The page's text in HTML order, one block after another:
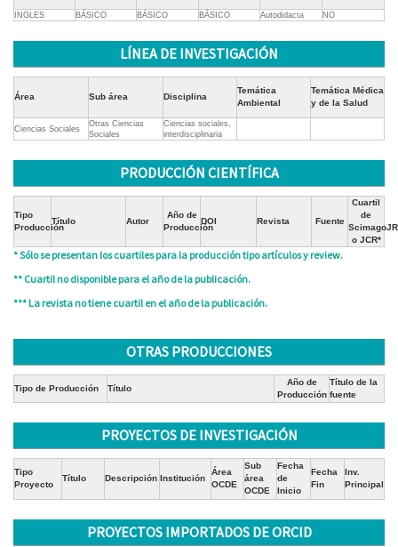
INGLES BÁSICO BÁSICO BÁSICO Autodidacta NO
LÍNEA DE INVESTIGACIÓN
Área Sub área Disciplina
Temática
Ambiental
Temática Médica
y de la Salud
Ciencias Sociales
Otras Ciencias
Sociales
Ciencias sociales,
interdisciplinaria
PRODUCCIÓN CIENTÍFICA
Tipo
Producción
Título Autor
Año de
Producción
DOI Revista Fuente
Cuartil
de
ScimagoJR
o JCR*
* Sólo se presentan los cuartiles para la producción tipo artículos y review.
** Cuartil no disponible para el año de la publicación.
*** La revista no tiene cuartil en el año de la publicación.
OTRAS PRODUCCIONES
Tipo de Producción Título
Año de
Producción
Título de la
fuente
PROYECTOS DE INVESTIGACIÓN
Tipo
Proyecto
Título Descripción Institución
Área
OCDE
Sub
área
OCDE
Fecha
de
Inicio
Fecha
Fin
Inv.
Principal
PROYECTOS IMPORTADOS DE ORCID